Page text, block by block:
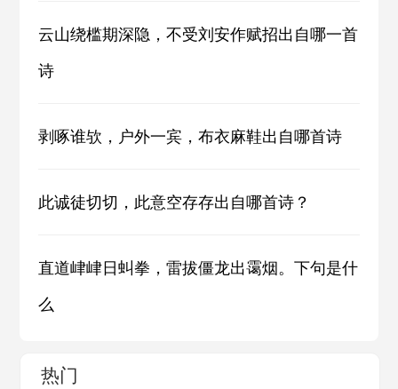
云山绕槛期深隐，不受刘安作赋招出自哪一首
诗
剥啄谁欤，户外一宾，布衣麻鞋出自哪首诗
此诚徒切切，此意空存存出自哪首诗？
直道峍峍日虯拳，雷拔僵龙出霭烟。下句是什
么
热门